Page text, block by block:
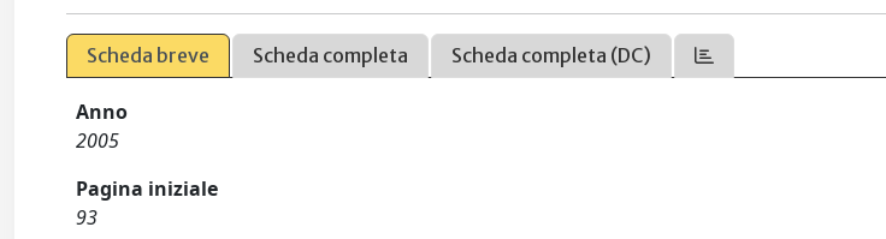
Scheda breve Scheda completa Scheda completa (DC)
Anno
2005
Pagina iniziale
93